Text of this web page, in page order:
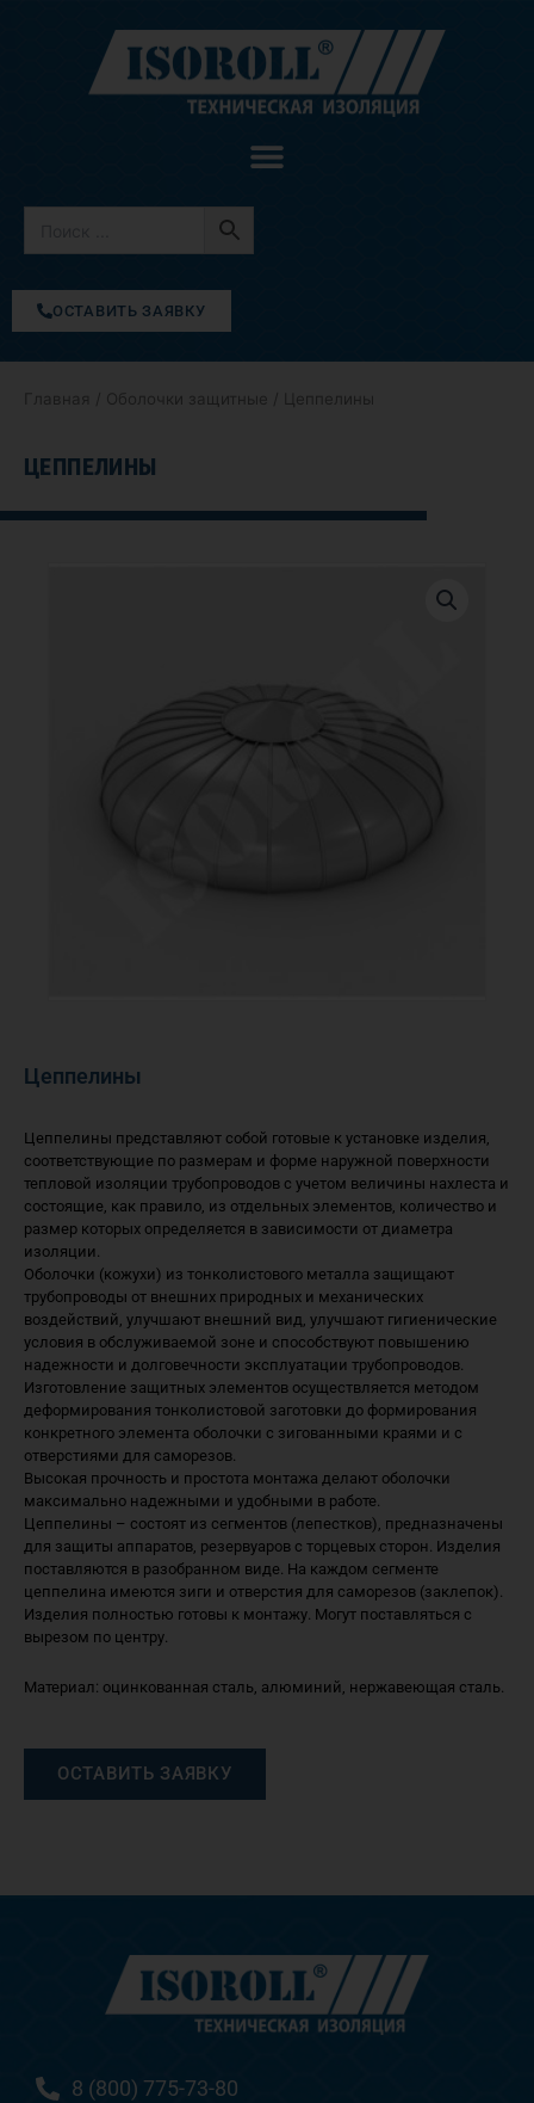
содержимому
ОСТАВИТЬ ЗАЯВКУ
Главная Оболочки защитные / Цеппелины
ЦЕППЕЛИНЫ
Цеппелины
Цеппелины представляют собой готовые к установке изделия,
соответствующие по размерам и форме наружной поверхности
тепловой изоляции трубопроводов с учетом величины нахлеста и
состоящие, как правило, из отдельных элементов, количество и
размер которых определяется в зависимости от диаметра
изоляции.
Оболочки (кожухи) из тонколистового металла защищают
трубопроводы от внешних природных и механических
воздействий, улучшают внешний вид, улучшают гигиенические
условия в обслуживаемой зоне и способствуют повышению
надежности и долговечности эксплуатации трубопроводов.
Изготовление защитных элементов осуществляется методом
деформирования тонколистовой заготовки до формирования
конкретного элемента оболочки с зигованными краями и с
отверстиями для саморезов.
Высокая прочность и простота монтажа делают оболочки
максимально надежными и удобными в работе.
Цеппелины – состоят из сегментов (лепестков), предназначены
для защиты аппаратов, резервуаров с торцевых сторон. Изделия
поставляются в разобранном виде. На каждом сегменте
цеппелина имеются зиги и отверстия для саморезов (заклепок).
Изделия полностью готовы к монтажу. Могут поставляться с
вырезом по центру.
Материал: оцинкованная сталь, алюминий, нержавеющая сталь.
ОСТАВИТЬ ЗАЯВКУ
8 (800) 775-73-80